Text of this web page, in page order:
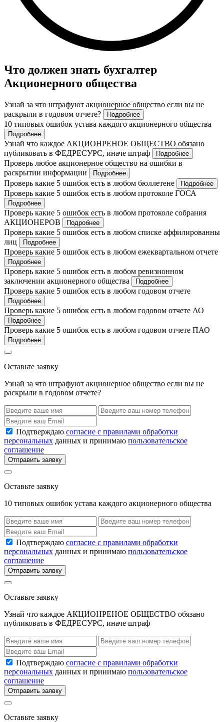
Что должен знать бухгалтер
Акционерного общества
Узнай за что штрафуют акционерное общество если вы не
раскрыли в годовом отчете?
Подробнее
10 типовых ошибок устава каждого акционерного общества
Подробнее
Узнай что каждое АКЦИОНРЕНОЕ ОБЩЕСТВО обязано
публиковать в ФЕДРЕСУРС, иначе штраф
Подробнее
Проверь любое акционерное общество на ошибки в
раскрытии информации
Подробнее
Проверь какие 5 ошибок есть в любом бюллетене Подробнее
Проверь какие 5 ошибок есть в любом протоколе ГОСА
Подробнее
Проверь какие 5 ошибок есть в любом протоколе собрания
АКЦИОНЕРОВ
Подробнее
Проверь какие 5 ошибок есть в любом списке аффилированны
лиц
Подробнее
Проверь какие 5 ошибок есть в любом ежеквартальном отчете
Подробнее
Проверь какие 5 ошибок есть в любом ревизионном
заключении акционерного общества
Подробнее
Проверь какие 5 ошибок есть в любом годовом отчете
Подробнее
Проверь какие 5 ошибок есть в любом годовом отчете АО
Подробнее
Проверь какие 5 ошибок есть в любом годовом отчете ПАО
Подробнее
Оставьте заявку
Узнай за что штрафуют акционерное общество если вы не
раскрыли в годовом отчете?
Подтверждаю согласие с правилами обработки
персональных данных и принимаю пользовательское
соглашение
Отправить заявку
Оставьте заявку
10 типовых ошибок устава каждого акционерного общества
Подтверждаю согласие с правилами обработки
персональных данных и принимаю пользовательское
соглашение
Отправить заявку
Оставьте заявку
Узнай что каждое АКЦИОНРЕНОЕ ОБЩЕСТВО обязано
публиковать в ФЕДРЕСУРС, иначе штраф
Подтверждаю согласие с правилами обработки
персональных данных и принимаю пользовательское
соглашение
Отправить заявку
Оставьте заявку